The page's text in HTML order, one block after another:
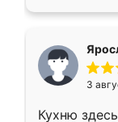
3
Кухню